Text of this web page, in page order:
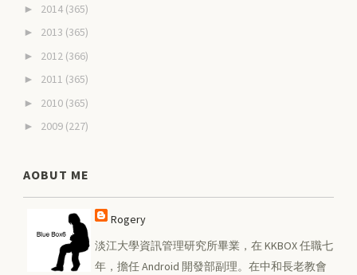
► 2014 (365)
► 2013 (365)
► 2012 (366)
► 2011 (365)
► 2010 (365)
► 2009 (227)
AOBUT ME
Rogery
淡江大學資訊管理研究所畢業，在 KKBOX 任職七
年，擔任 Android 開發部副理。在中和長老教會